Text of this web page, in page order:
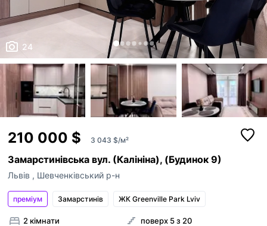
24
210 000 $ 3 043 $/м²
Замарстинівська вул. (Калініна), (Будинок 9)
Львів , Шевченківський р-н
преміум Замарстинiв ЖК Greenville Park Lviv
2 кімнати
поверх 5 з 20